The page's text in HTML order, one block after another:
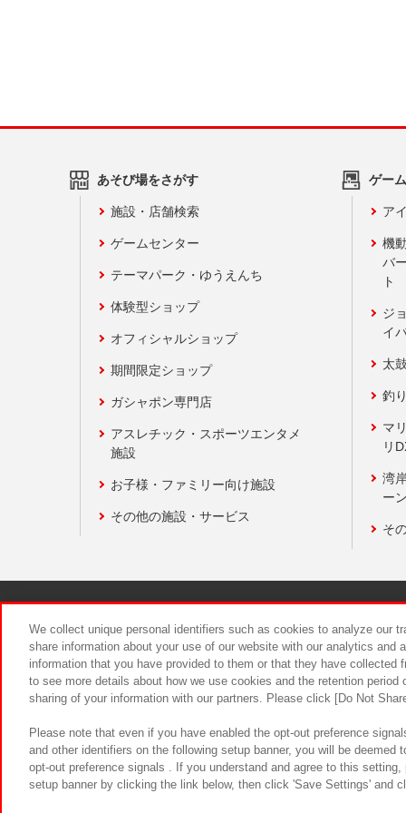
あそび場をさがす
施設・店舗検索
ゲームセンター
テーマパーク・ゆうえんち
体験型ショップ
オフィシャルショップ
期間限定ショップ
ガシャポン専門店
アスレチック・スポーツエンタメ
施設
お子様・ファミリー向け施設
その他の施設・サービス
ゲー
ア
機
バ
ト
ジ
イ
太
釣
マ
リ
湾
ー
そ
食品のご
We collect unique personal identifiers such as cookies to analyze our
share information about your use of our website with our analytics and
information that you have provided to them or that they have
to see more details about how we use cookies and the retention
sharing of your information with our partners. Please click [Do Not
Please note that even if you have enabled the opt-out preference
and other identifiers on the following setup banner, you will be
opt-out preference signals . If you understand and agree to this
setup banner by clicking the link below, then click 'Save Settings' and